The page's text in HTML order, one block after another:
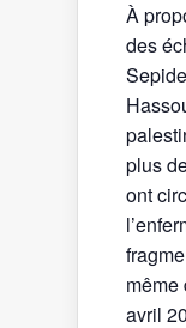
À
des
plus
ont
même
avril